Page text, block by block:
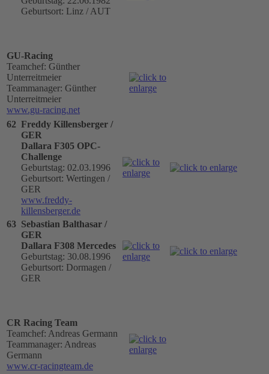
Geburtsort: Linz / AUT
GU-Racing
Teamchef: Günther
Unterreitmeier
Teammanager: Günther
Unterreitmeier
www.gu-racing.net
62 Freddy Killensberger /
GER
Dallara F305 OPC-
Challenge
Geburtstag: 02.03.1996
Geburtsort: Wertingen /
GER
www.freddy-
killensberger.de
63 Sebastian Balthasar /
GER
Dallara F308 Mercedes
Geburtstag: 30.08.1996
Geburtsort: Dormagen /
GER
CR Racing Team
Teamchef: Andreas Germann
Teammanager: Andreas
Germann
www.cr-racingteam.de